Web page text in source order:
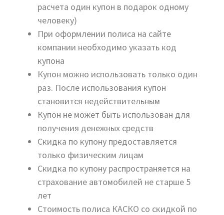
расчета один купон в подарок одному
человеку)
При оформлении полиса на сайте
компании необходимо указать код
купона
Купон можно использовать только один
раз. После использования купон
становится недействительным
Купон не может быть использован для
получения денежных средств
Скидка по купону предоставляется
только физическим лицам
Скидка по купону распространяется на
страхование автомобилей не старше 5
лет
Стоимость полиса КАСКО со скидкой по